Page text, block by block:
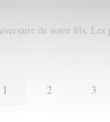
de notre fils.
1 2 3